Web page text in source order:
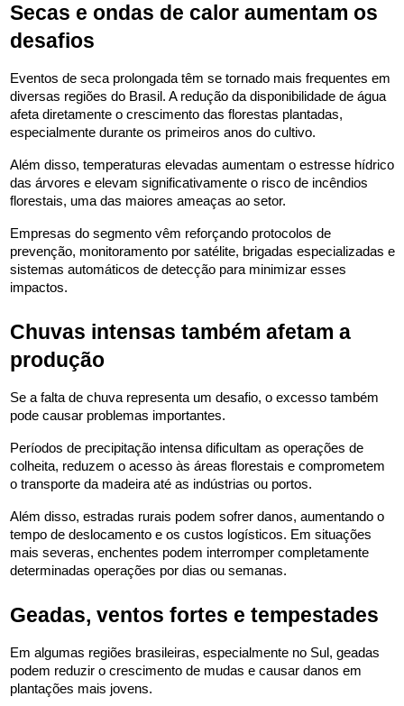
Secas e ondas de calor aumentam os
desafios
Eventos de seca prolongada têm se tornado mais frequentes em
diversas regiões do Brasil. A redução da disponibilidade de água
afeta diretamente o crescimento das florestas plantadas,
especialmente durante os primeiros anos do cultivo.
Além disso, temperaturas elevadas aumentam o estresse hídrico
das árvores e elevam significativamente o risco de incêndios
florestais, uma das maiores ameaças ao setor.
Empresas do segmento vêm reforçando protocolos de
prevenção, monitoramento por satélite, brigadas especializadas e
sistemas automáticos de detecção para minimizar esses
impactos.
Chuvas intensas também afetam a
produção
Se a falta de chuva representa um desafio, o excesso também
pode causar problemas importantes.
Períodos de precipitação intensa dificultam as operações de
colheita, reduzem o acesso às áreas florestais e comprometem
o transporte da madeira até as indústrias ou portos.
Além disso, estradas rurais podem sofrer danos, aumentando o
tempo de deslocamento e os custos logísticos. Em situações
mais severas, enchentes podem interromper completamente
determinadas operações por dias ou semanas.
Geadas, ventos fortes e tempestades
Em algumas regiões brasileiras, especialmente no Sul, geadas
podem reduzir o crescimento de mudas e causar danos em
plantações mais jovens.